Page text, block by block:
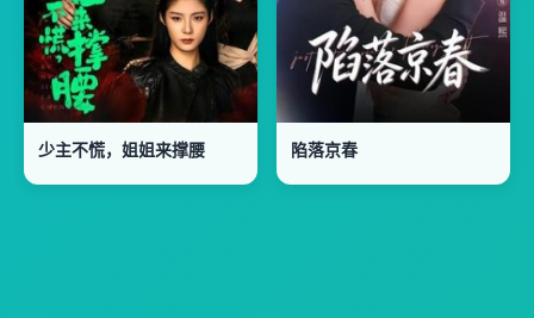
少主不慌，姐姐来撑腰 陷落京春